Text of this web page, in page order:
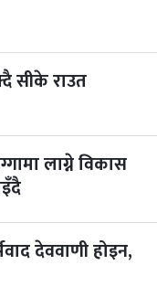
सीके राउत
लाग्ने विकास
देववाणी होइन,